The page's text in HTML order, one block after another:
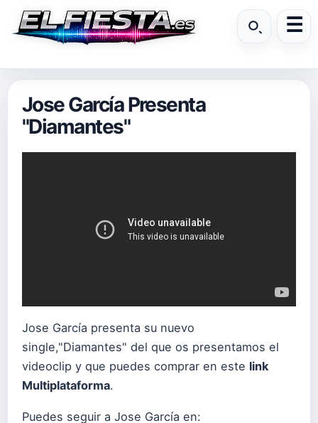
Jose García Presenta
"Diamantes"
Jose García presenta su nuevo
single,"Diamantes" del que os presentamos el
videoclip y que puedes comprar en este link
Multiplataforma.
Puedes seguir a Jose García en: